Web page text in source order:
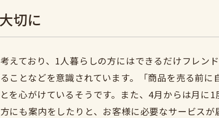
切に
えており、1人暮らしの方にはできるだけフレン
ことなどを意識されています。「商品を売る前
を心がけているそうです。また、4月からは月に
にも案内をしたりと、お客様に必要なサービス